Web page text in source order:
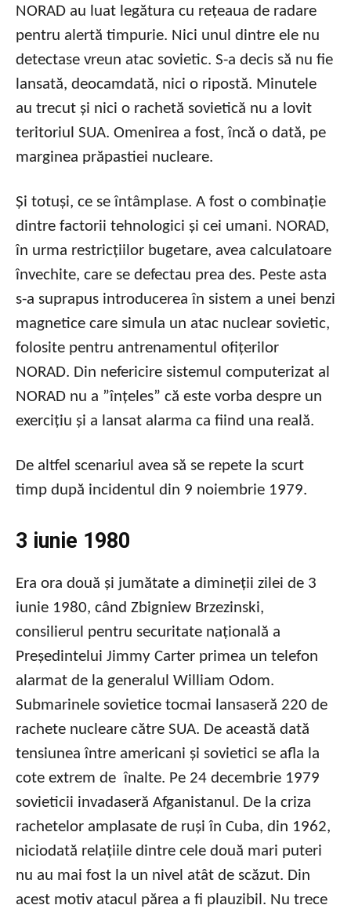
NORAD au luat legătura cu rețeaua de radare
pentru alertă timpurie. Nici unul dintre ele nu
detectase vreun atac sovietic. S-a decis să nu fie
lansată, deocamdată, nici o ripostă. Minutele
au trecut și nici o rachetă sovietică nu a lovit
teritoriul SUA. Omenirea a fost, încă o dată, pe
marginea prăpastiei nucleare.
Și totuși, ce se întâmplase. A fost o combinație
dintre factorii tehnologici și cei umani. NORAD,
în urma restricțiilor bugetare, avea calculatoare
învechite, care se defectau prea des. Peste asta
s-a suprapus introducerea în sistem a unei benzi
magnetice care simula un atac nuclear sovietic,
folosite pentru antrenamentul ofițerilor
NORAD. Din nefericire sistemul computerizat al
NORAD nu a ”înțeles” că este vorba despre un
exercițiu și a lansat alarma ca fiind una reală.
De altfel scenariul avea să se repete la scurt
timp după incidentul din 9 noiembrie 1979.
3 iunie 1980
Era ora două și jumătate a dimineții zilei de 3
iunie 1980, când Zbigniew Brzezinski,
consilierul pentru securitate națională a
Președintelui Jimmy Carter primea un telefon
alarmat de la generalul William Odom.
Submarinele sovietice tocmai lansaseră 220 de
rachete nucleare către SUA. De această dată
tensiunea între americani și sovietici se afla la
cote extrem de înalte. Pe 24 decembrie 1979
sovieticii invadaseră Afganistanul. De la criza
rachetelor amplasate de ruși în Cuba, din 1962,
niciodată relațiile dintre cele două mari puteri
nu au mai fost la un nivel atât de scăzut. Din
acest motiv atacul părea a fi plauzibil. Nu trece